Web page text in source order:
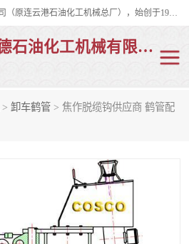
连云港华德石油化工机械有限公司（原连云港石油化工机械总厂），始创于1982年，是从事码头船用流体装卸臂、陆用流体装卸臂（鹤管）、活动梯、钢构平台、定量装车系统等全系列流体装卸设备的设计、制造、销售以及服务的专业供应商。
连云港华德石油化工机械有限公司
> 卸车鹤管 > 焦作脱缆钩供应商 鹤管配
活动梯
卸车鹤管